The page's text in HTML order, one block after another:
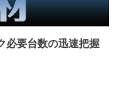
必要台数の迅速把握